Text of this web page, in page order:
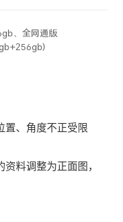
、全网通版
置、角度不正受限
料调整为正面图，